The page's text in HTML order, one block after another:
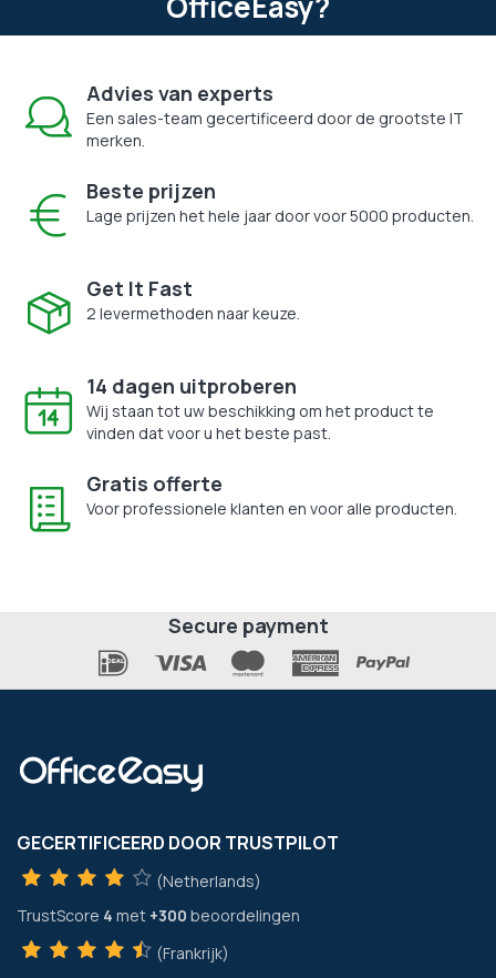
Advies van experts
Een sales-team gecertificeerd door de grootste IT
merken.
Beste prijzen
Lage prijzen het hele jaar door voor 5000 producten.
Get It Fast
2 levermethoden naar keuze.
14 dagen uitproberen
Wij staan tot uw beschikking om het product te
vinden dat voor u het beste past.
Gratis offerte
Voor professionele klanten en voor alle producten.
Secure payment
GECERTIFICEERD DOOR TRUSTPILOT
(Netherlands)
TrustScore 4 met +300 beoordelingen
(Frankrijk)